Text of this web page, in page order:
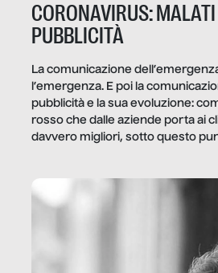
CORONAVIRUS:
PUBBLICITÀ
La comunicazione
l’emergenza. E poi la
pubblicità e la sua evoluzione:
rosso che dalle aziende porta ai
davvero migliori, sotto questo